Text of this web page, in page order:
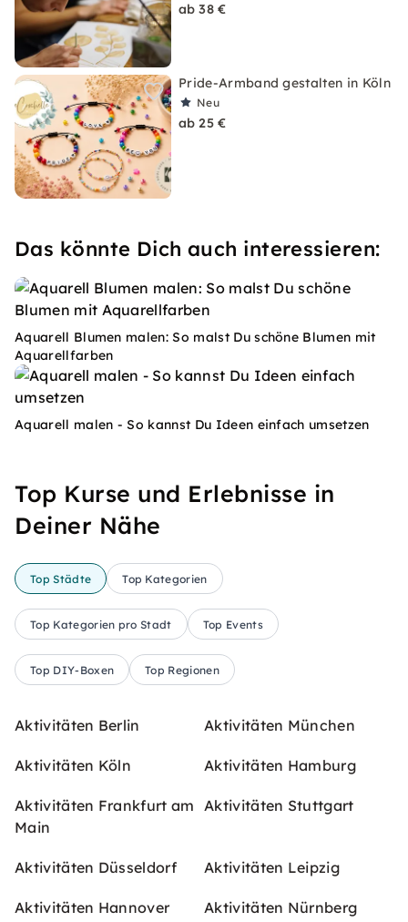
ab 38 €
Pride-Armband gestalten in Köln
Neu
ab 25 €
Das könnte Dich auch interessieren:
Aquarell Blumen malen: So malst Du schöne Blumen mit
Aquarellfarben
Aquarell malen - So kannst Du Ideen einfach umsetzen
Top Kurse und Erlebnisse in
Deiner Nähe
Top Städte Top Kategorien
Top Kategorien pro Stadt Top Events
Top DIY-Boxen Top Regionen
Aktivitäten Berlin Aktivitäten München
Aktivitäten Köln Aktivitäten Hamburg
Aktivitäten Frankfurt am
Main
Aktivitäten Stuttgart
Aktivitäten Düsseldorf Aktivitäten Leipzig
Aktivitäten Hannover Aktivitäten Nürnberg